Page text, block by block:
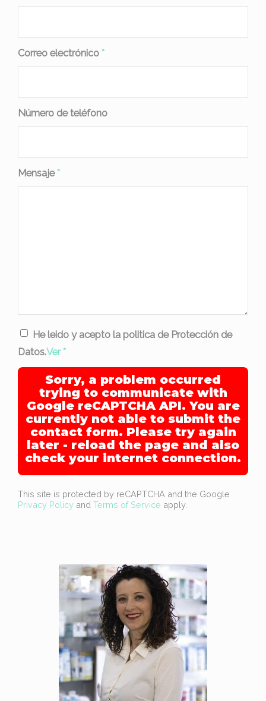
Correo electrónico *
Número de teléfono
Mensaje*
He leido y acepto la politica de Protección de
Datos.Ver *
Sorry, a problem occurred
trying to communicate with
Google reCAPTCHA API. You are
currently not able to submit the
contact form. Please try again
later - reload the page and also
check your internet connection.
This site is protected by reCAPTCHA and the Google
Privacy Policy and Terms of Service apply.